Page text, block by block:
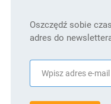
Oszczędź sobie
adres do